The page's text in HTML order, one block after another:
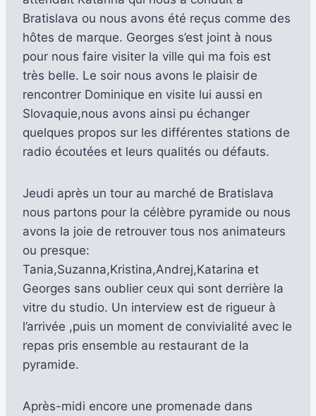
Bratislava ou nous avons été reçus comme des
hôtes de marque. Georges s’est joint à nous
pour nous faire visiter la ville qui ma fois est
très belle. Le soir nous avons le plaisir de
rencontrer Dominique en visite lui aussi en
Slovaquie,nous avons ainsi pu échanger
quelques propos sur les différentes stations de
radio écoutées et leurs qualités ou défauts.
Jeudi après un tour au marché de Bratislava
nous partons pour la célèbre pyramide ou nous
avons la joie de retrouver tous nos animateurs
ou presque:
Tania,Suzanna,Kristina,Andrej,Katarina et
Georges sans oublier ceux qui sont derrière la
vitre du studio. Un interview est de rigueur à
l’arrivée ,puis un moment de convivialité avec le
repas pris ensemble au restaurant de la
pyramide.
Après-midi encore une promenade dans